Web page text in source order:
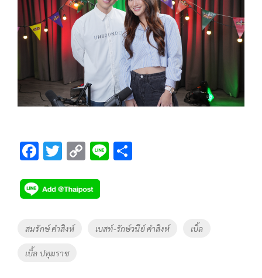
F
e
b
o
o
k
T
tt
er
C
p
y
Li
Li
Tags
สมรักษ์ คำสิงห์ เบสท์-รักษ์วนีย์ คำสิงห์ เบิ้ล
เบิ้ล ปทุมราช